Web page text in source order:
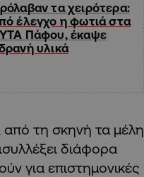
τα χειρότερα:
έλεγχο η φωτιά στα
Πάφου, έκαψε
υλικά
τη σκηνή τα μέλη
διάφορα
για επιστημονικές